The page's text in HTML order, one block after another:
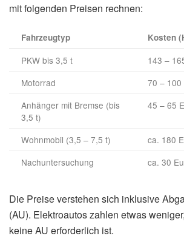
mit folgenden Preisen rechnen:
Fahrzeugtyp Kosten
PKW bis 3,5 t
143 –
Motorrad
70 – 100
Anhänger mit Bremse (bis
3,5 t)
45 – 65
Wohnmobil (3,5 – 7,5 t)
ca. 180
Nachuntersuchung
ca. 30
Die Preise verstehen sich inklusive
(AU). Elektroautos zahlen etwas
keine AU erforderlich ist.